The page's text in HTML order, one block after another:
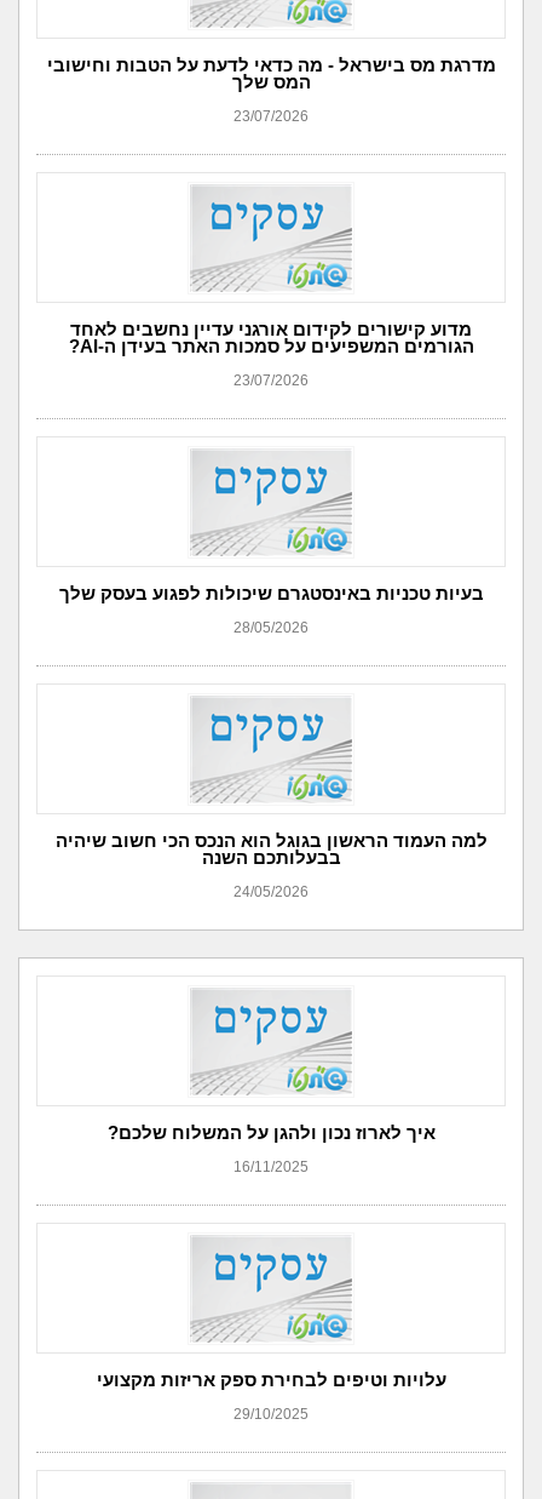
מדרגת מס בישראל - מה כדאי לדעת על הטבות וחישובי
המס שלך
23/07/2026
מדוע קישורים לקידום אורגני עדיין נחשבים לאחד
הגורמים המשפיעים על סמכות האתר בעידן ה-AI?
23/07/2026
בעיות טכניות באינסטגרם שיכולות לפגוע בעסק שלך
28/05/2026
למה העמוד הראשון בגוגל הוא הנכס הכי חשוב שיהיה
בבעלותכם השנה
24/05/2026
איך לארוז נכון ולהגן על המשלוח שלכם?
16/11/2025
עלויות וטיפים לבחירת ספק אריזות מקצועי
29/10/2025